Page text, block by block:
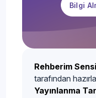
Bilgi
Rehberim
tarafından
Yayınlanma